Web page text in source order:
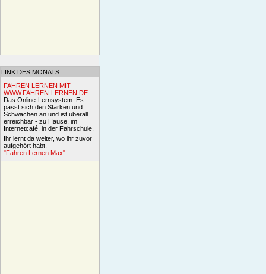
LINK DES MONATS
FAHREN LERNEN MIT
WWW.FAHREN-LERNEN.DE
Das Online-Lernsystem. Es
passt sich den Stärken und
Schwächen an und ist überall
erreichbar - zu Hause, im
Internetcafé, in der Fahrschule.
Ihr lernt da weiter, wo ihr zuvor
aufgehört habt.
"Fahren Lernen Max"